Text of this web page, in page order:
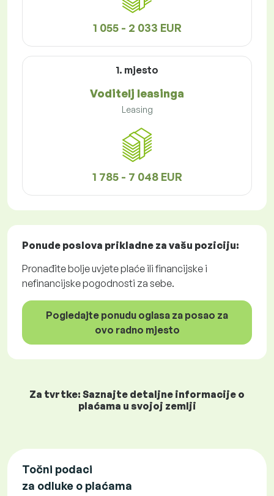
1 055 - 2 033 EUR
1. mjesto
Voditelj leasinga
Leasing
1 785 - 7 048 EUR
Ponude poslova prikladne za vašu poziciju:
Pronađite bolje uvjete plaće ili financijske i
nefinancijske pogodnosti za sebe.
Pogledajte ponudu oglasa za posao za
ovo radno mjesto
Za tvrtke: Saznajte detaljne informacije o
plaćama u svojoj zemlji
Točni podaci
za odluke o plaćama